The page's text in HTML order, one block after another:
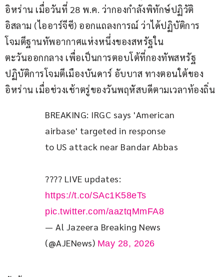
อิหร่าน เมื่อวันที่ 28 พ.ค. ว่ากองกำลังพิทักษ์ปฏิวัติ
อิสลาม (ไออาร์จีซี) ออกแถลงการณ์ ว่าได้ปฏิบัติการ
โจมตีฐานทัพอากาศแห่งหนึ่งของสหรัฐใน
ตะวันออกกลาง เพื่อเป็นการตอบโต้ที่กองทัพสหรัฐ
ปฏิบัติการโจมตีเมืองบันดาร์ อับบาส ทางตอนใต้ของ
อิหร่าน เมื่อช่วงเช้าตรู่ของวันพฤหัสบดีตามเวลาท้องถิ่น
BREAKING: IRGC says 'American
airbase' targeted in response
to US attack near Bandar Abbas
???? LIVE updates:
https://t.co/SAc1K58eTs
pic.twitter.com/aaztqMmFA8
— Al Jazeera Breaking News
(@AJENews) May 28, 2026